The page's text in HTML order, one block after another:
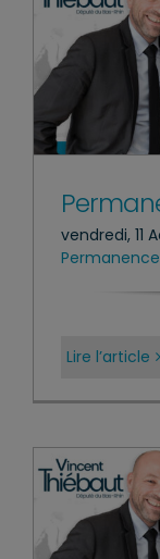
vendredi, 11
Lire l’article